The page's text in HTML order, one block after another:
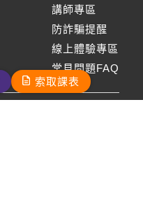
講師專區
防詐騙提醒
線上體驗專區
常見問題FAQ
索取課表